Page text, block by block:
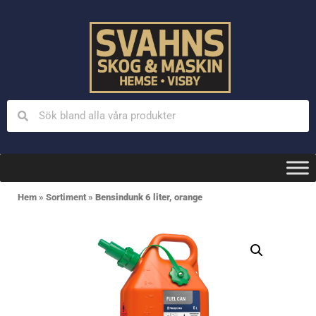
Hem » Sortiment » Bensindunk 6 liter, orange